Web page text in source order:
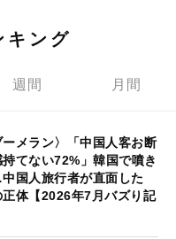
キング
週間 月間
ーメラン〉「中国人客お断
てない72%」韓国で噴き
国人旅行者が直面した
正体【2026年7月バズり記